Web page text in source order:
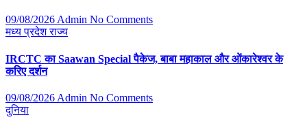
09/08/2026Admin No Comments
मध्य प्रदेशराज्य
IRCTC का Saawan Special पैकेज, बाबा महाकाल और ओंकारेश्वर के
करिए दर्शन
09/08/2026 Admin No Comments
दुनिया